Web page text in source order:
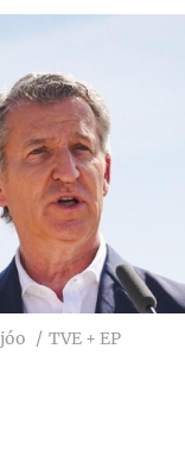
TVE + EP